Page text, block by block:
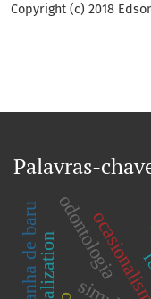
Copyright (c) 2018
Palavras-
odontologia
castanha de baru